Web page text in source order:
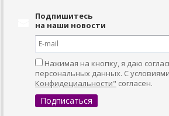
Подпишитесь
на наши новости
Нажимая на кнопку, я даю
персональных данных. С условиями
Конфидециальности" согласен.